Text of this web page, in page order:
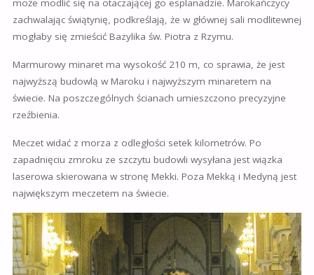
może modlić się na otaczającej go esplanadzie. Marokańczycy
zachwalając świątynię, podkreślają, że w głównej sali modlitewnej
mogłaby się zmieścić Bazylika św. Piotra z Rzymu.
Marmurowy minaret ma wysokość 210 m, co sprawia, że jest
najwyższą budowlą w Maroku i najwyższym minaretem na
świecie. Na poszczególnych ścianach umieszczono precyzyjne
rzeźbienia.
Meczet widać z morza z odległości setek kilometrów. Po
zapadnięciu zmroku ze szczytu budowli wysyłana jest wiązka
laserowa skierowana w stronę Mekki. Poza Mekką i Medyną jest
największym meczetem na świecie.